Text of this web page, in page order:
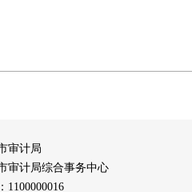
审计局
审计局综合事务中心
1100000016